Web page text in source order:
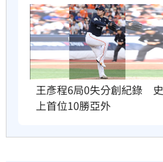
王彥程6局0失分創紀錄　史
上首位10勝亞外